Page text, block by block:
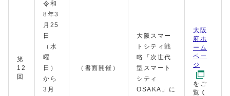
第
12
回
令和
8年3
月25
日
（水
曜
日）
から
3月
（書面開催）
⼤阪スマー
トシティ戦
略「次世代
型スマート
シティ
OSAKA」に
大阪
府ホ
ーム
ペー
ジ
をご
覧く